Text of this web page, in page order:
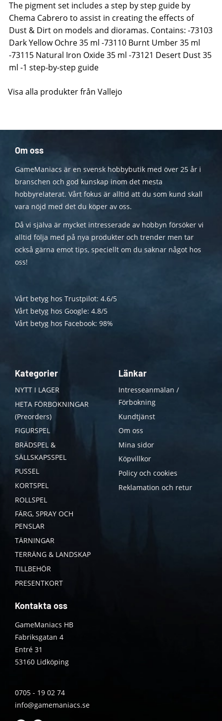
The pigment set includes a step by step guide by
Chema Cabrero to assist in creating the effects of
Dust & Dirt on models and dioramas. Contains: -73103
Dark Yellow Ochre 35 ml -73110 Burnt Umber 35 ml
-73115 Natural Iron Oxide 35 ml -73121 Desert Dust 35
ml -1 step-by-step guide
Visa alla produkter från Vallejo
Om oss
GameManiacs är en svensk hobbybutik med över 25 år i
branschen och god kunskap inom det mesta
hobbyrelaterat. Vårt fokus är alltid att du som kund skall
vara nöjd med det du köper av oss.
Då vi själva är mycket intresserade av hobbyn försöker vi
alltid följa med på nya produkter och trender men tar
också gärna emot tips, speciellt om du saknar något hos
oss!
Vårt betyg hos Trustpilot: 4.6/5
Vårt betyg hos Google: 4.8/5
Vårt betyg hos Facebook: 98%
Kategorier
NYTT I LAGER
HETA FÖRBOKNINGAR
(Preorders)
FIGURSPEL
BRÄDSPEL &
SÄLLSKAPSSPEL
PUSSEL
KORTSPEL
ROLLSPEL
FÄRG, SPRAY OCH
PENSLAR
TÄRNINGAR
TERRÄNG & LANDSKAP
TILLBEHÖR
PRESENTKORT
Länkar
Intresseanmälan /
Förbokning
Kundtjänst
Om oss
Mina sidor
Köpvillkor
Policy och cookies
Reklamation och retur
Kontakta oss
GameManiacs HB
Fabriksgatan 4
Entré 31
53160 Lidköping
0705 - 19 02 74
info@gamemaniacs.se